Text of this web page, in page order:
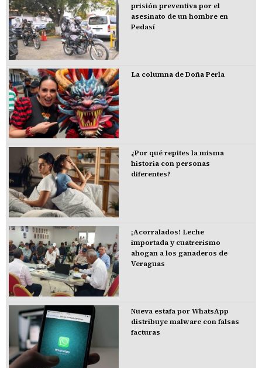
prisión preventiva por el
asesinato de un hombre en
Pedasí
La columna de Doña Perla
¿Por qué repites la misma
historia con personas
diferentes?
¡Acorralados! Leche
importada y cuatrerismo
ahogan a los ganaderos de
Veraguas
Nueva estafa por WhatsApp
distribuye malware con falsas
facturas